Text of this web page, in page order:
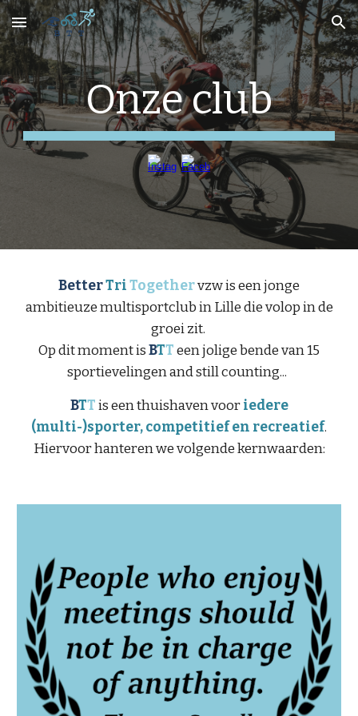
Skip to main content Skip to navigation
Onze club
BetterTriTogethervzw is een jonge
ambitieuze multisportclub in Lille die volop in de
groei zit.
Op dit moment isBTTeen jolige bende van 15
sportievelingen and still counting...
BTTis een thuishaven vooriedere
(multi-)sporter, competitief en recreatief.
Hiervoor hanteren we volgende kernwaarden: